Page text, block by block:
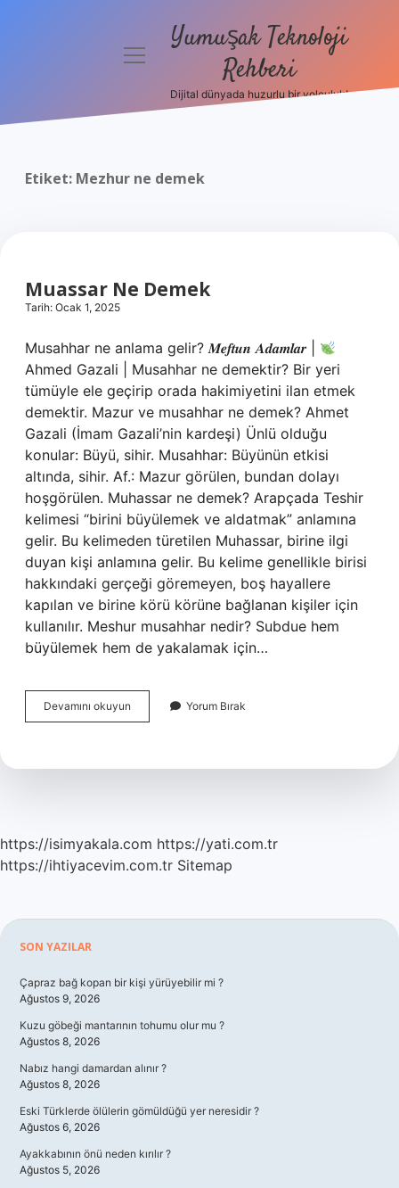
Politikası
menüyüYumuşak Teknoloji
Rehberi
Dijital dünyada huzurlu bir yolculuk!
Etiket: Mezhur ne demek
Muassar Ne Demek
Tarih: Ocak 1, 2025
Musahhar ne anlama gelir? 𝑴𝒆𝒇𝒕𝒖𝒏 𝑨𝒅𝒂𝒎𝒍𝒂𝒓 |
Ahmed Gazali | Musahhar ne demektir? Bir yeri
tümüyle ele geçirip orada hakimiyetini ilan etmek
demektir. Mazur ve musahhar ne demek? Ahmet
Gazali (İmam Gazali’nin kardeşi) Ünlü olduğu
konular: Büyü, sihir. Musahhar: Büyünün etkisi
altında, sihir. Af.: Mazur görülen, bundan dolayı
hoşgörülen. Muhassar ne demek? Arapçada Teshir
kelimesi “birini büyülemek ve aldatmak” anlamına
gelir. Bu kelimeden türetilen Muhassar, birine ilgi
duyan kişi anlamına gelir. Bu kelime genellikle birisi
hakkındaki gerçeği göremeyen, boş hayallere
kapılan ve birine körü körüne bağlanan kişiler için
kullanılır. Meshur musahhar nedir? Subdue hem
büyülemek hem de yakalamak için…
Devamını okuyun Muassar
Ne
Yorum Bırak
https://isimyakala.com https://yati.com.tr
https://ihtiyacevim.com.tr Sitemap
Sidebar
SON YAZILAR
Çapraz bağ kopan bir kişi yürüyebilir mi ?
Ağustos 9, 2026
Kuzu göbeği mantarının tohumu olur mu ?
Ağustos 8, 2026
Nabız hangi damardan alınır ?
Ağustos 8, 2026
Eski Türklerde ölülerin gömüldüğü yer neresidir ?
Ağustos 6, 2026
Ayakkabının önü neden kırılır ?
Ağustos 5, 2026